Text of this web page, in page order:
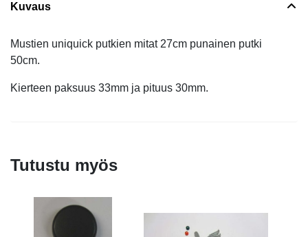
Kuvaus
Mustien uniquick putkien mitat 27cm punainen putki
50cm.
Kierteen paksuus 33mm ja pituus 30mm.
Tutustu myös